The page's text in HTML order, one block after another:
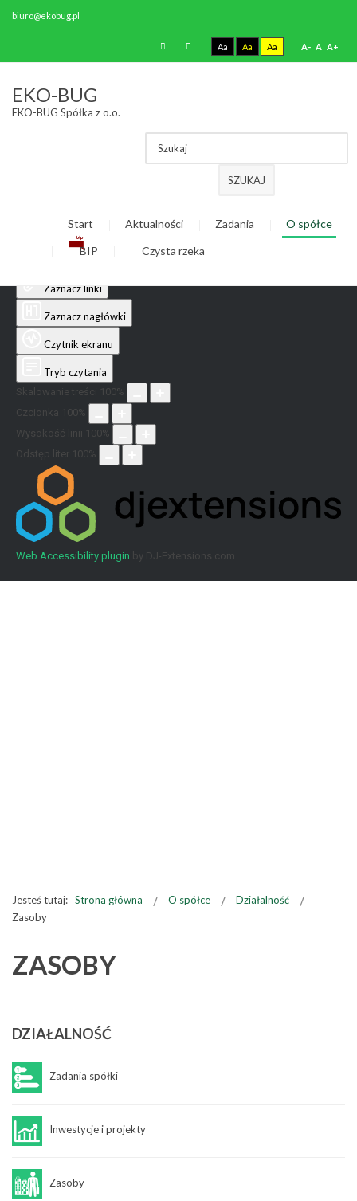
Odwróć kolory
Niskie nasycenie
Zaznacz linki
Zaznacz nagłówki
Czytnik ekranu
Tryb czytania
Skalowanie treści 100%
Czcionka 100%
Wysokość linii 100%
Odstęp liter 100%
Web Accessibility plugin by DJ-Extensions.com
biuro@ekobug.pl
Aa Aa Aa A- A A+
EKO-BUG
EKO-BUG Spółka z o.o.
SZUKAJ
Start Aktualności Zadania O spółce
BIP Czysta rzeka
Jesteś tutaj: Strona główna O spółce
Działalność
Zasoby
ZASOBY
DZIAŁALNOŚĆ
Zadania spółki
Inwestycje i projekty
Zasoby